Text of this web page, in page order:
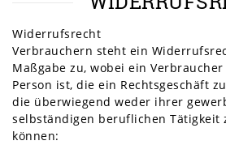
Widerrufsrecht
Verbrauchern steht ein
Maßgabe zu, wobei ein
Person ist, die ein Rechtsgeschäft
die überwiegend weder ihrer
selbständigen beruflichen Tätigkeit
können: